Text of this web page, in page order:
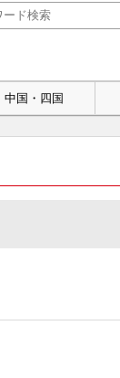
中国・四国